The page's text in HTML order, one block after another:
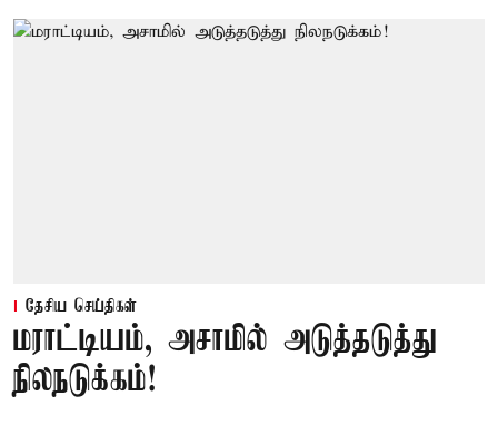
தேசிய செய்திகள்
மராட்டியம், அசாமில் அடுத்தடுத்து
நிலநடுக்கம்!